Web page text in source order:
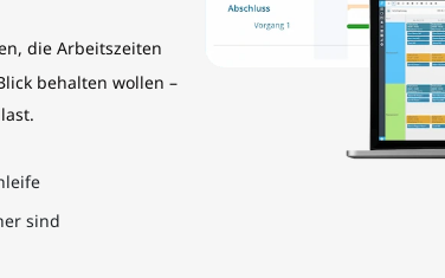
die Arbeitszeiten
behalten wollen –
sind